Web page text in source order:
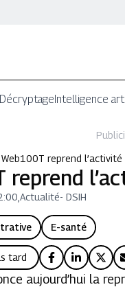
DécryptageIntelligence
Web100T reprend l’activité
reprend
,Actualité-DSIH
E-santé
tard
aujourd’hui la